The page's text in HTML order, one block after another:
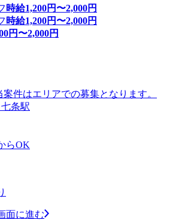
時給1,200円〜2,000円
時給1,200円〜2,000円
円〜2,000円
件はエリアでの募集となります。
条駅
らOK
面に進む